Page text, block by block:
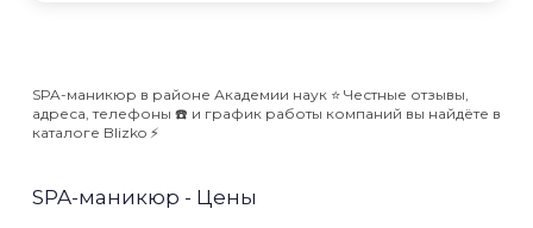
SPA-маникюр в районе Академии наук ⭐️ Честные отзывы,
адреса, телефоны ☎️ и график работы компаний вы найдёте в
каталоге Blizko ⚡️
SPA-маникюр - Цены